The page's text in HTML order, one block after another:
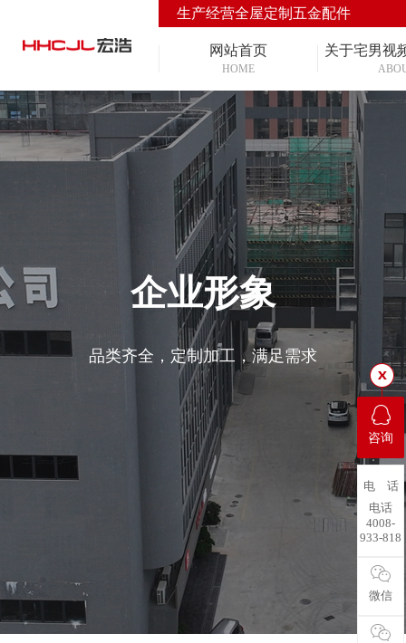
生产经营全屋定制五金配件
网站首页
HOME
关于宅男视
企业形象
品类齐全，定制加工，满足需求
咨询
电 话
电话
4008-
933-818
微信